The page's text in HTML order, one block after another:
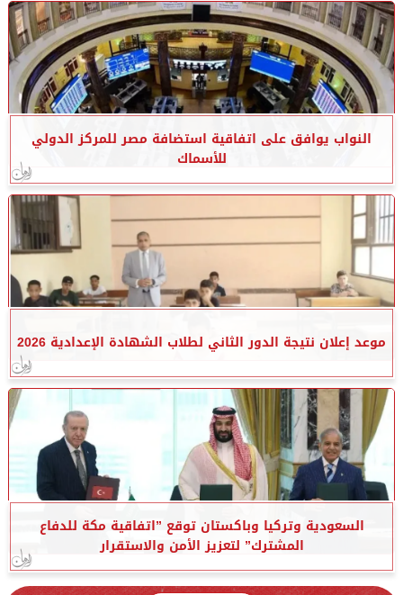
النواب يوافق على اتفاقية استضافة مصر للمركز الدولي
للأسماك
موعد إعلان نتيجة الدور الثاني لطلاب الشهادة الإعدادية 2026
السعودية وتركيا وباكستان توقع ”اتفاقية مكة للدفاع
المشترك” لتعزيز الأمن والاستقرار